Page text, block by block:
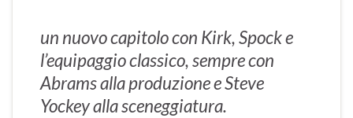
un nuovo capitolo con Kirk, Spock e
l’equipaggio classico, sempre con
Abrams alla produzione e Steve
Yockey alla sceneggiatura.